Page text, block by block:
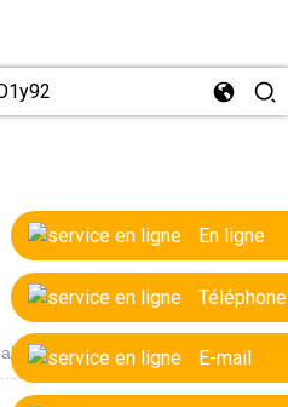
En ligne
Téléphone
E-mail
rotatives OEM